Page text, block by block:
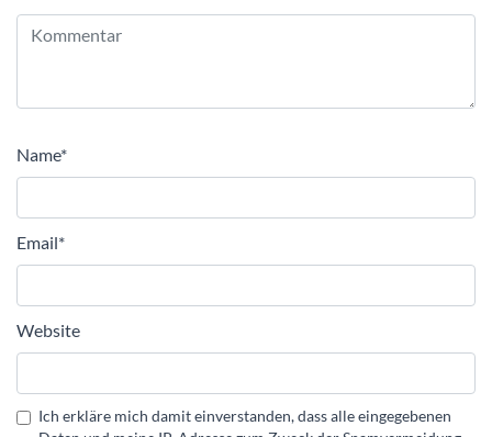
Name*
Email*
Website
Ich erkläre mich damit einverstanden, dass alle eingegebenen
Alternative: